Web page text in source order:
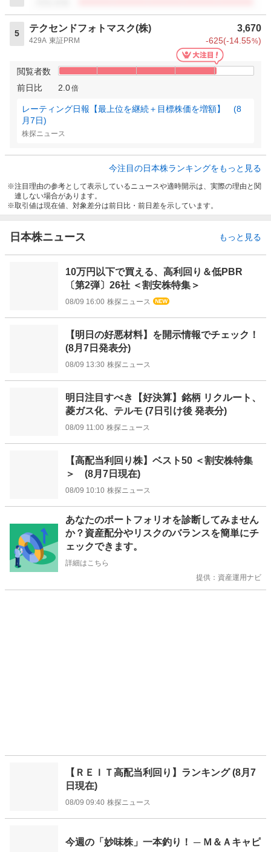
5
テクセンドフォトマスク(株) 3,670
429A 東証PRM -625(-14.55%)
閲覧者数
前日比
2.0倍
レーティング日報【最上位を継続＋目標株価を増額】 (8
月7日)
株探ニュース
今注目の日本株ランキングをもっと見る
注目理由の参考として表示しているニュースや適時開示は、実際の理由と関
連しない場合があります。
取引値は現在値、対象差分は前日比・前日差を示しています。
日本株ニュース もっと見る
10万円以下で買える、高利回り＆低PBR
〔第2弾〕26社 ＜割安株特集＞
08/09 16:00 株探ニュース
【明日の好悪材料】を開示情報でチェック！
(8月7日発表分)
08/09 13:30 株探ニュース
明日注目すべき【好決算】銘柄 リクルート、
菱ガス化、テルモ (7日引け後 発表分)
08/09 11:00 株探ニュース
【高配当利回り株】ベスト50 ＜割安株特集
＞ (8月7日現在)
08/09 10:10 株探ニュース
あなたのポートフォリオを診断してみません
か？資産配分やリスクのバランスを簡単にチ
ェックできます。
詳細はこちら
提供：資産運用ナビ
【ＲＥＩＴ高配当利回り】ランキング (8月7
日現在)
08/09 09:40 株探ニュース
今週の「妙味株」一本釣り！ ─ Ｍ＆Ａキャピ